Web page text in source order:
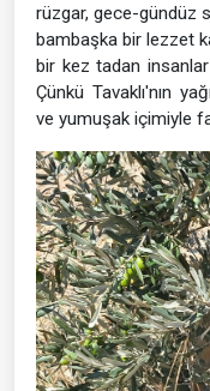
rüzgar, gece-gündüz
bambaşka bir lezzet
bir kez tadan
Çünkü Tavaklı'nın
ve yumuşak içimiyle